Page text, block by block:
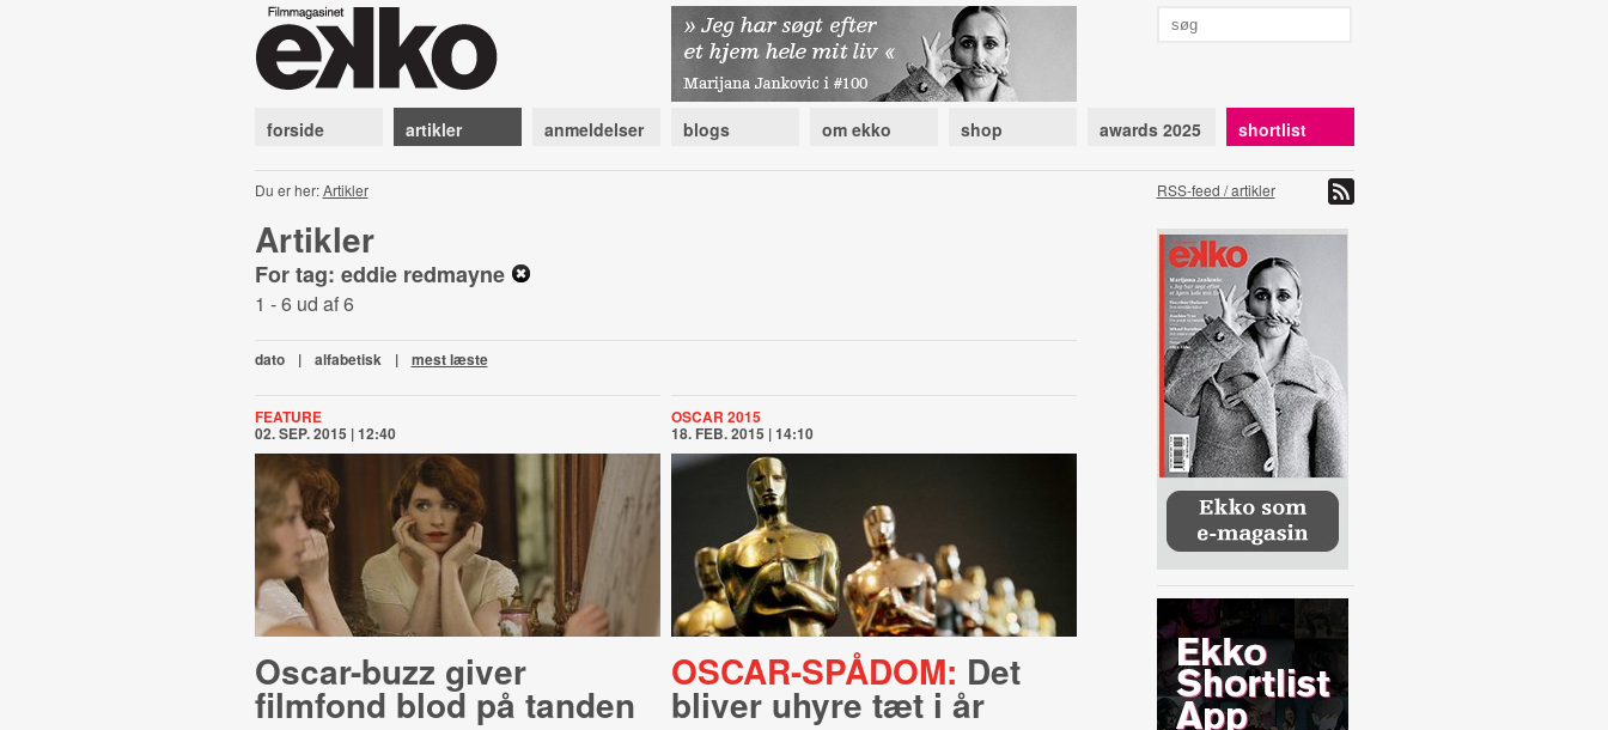
forside artikler anmeldelser blogs om ekko shop awards 2025 shortlist
Du er her:Artikler RSS-feed / artikler
Artikler
For tag: eddie redmayne
1 - 6 ud af 6
dato | alfabetisk | mest læste
FEATURE
02. SEP. 2015 | 12:40
Oscar-buzz giver
filmfond blod på tanden
OSCAR 2015
18. FEB. 2015 | 14:10
OSCAR-SPÅDOM: Det
bliver uhyre tæt i år